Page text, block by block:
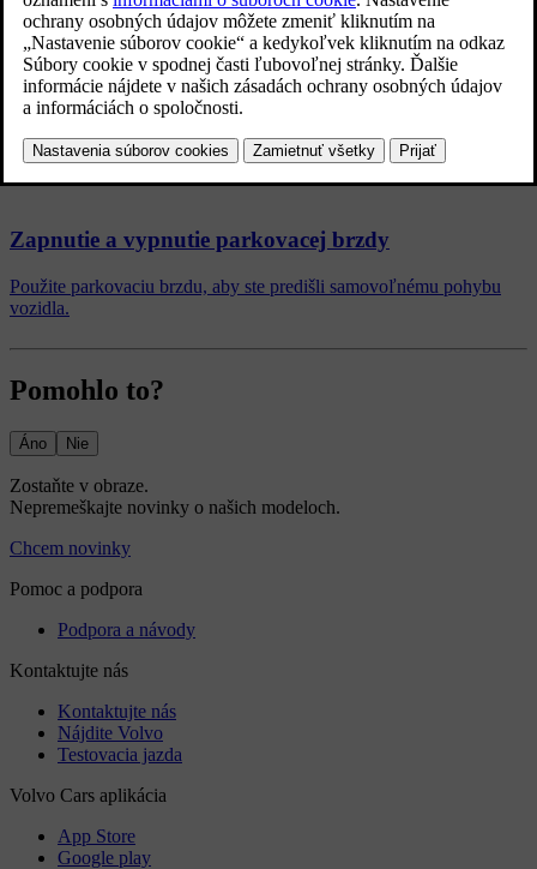
Súvisiace články
Parkovacia brzda
Parkovacia brzda zabraňuje samovoľnému rozjazdu vozidla
Zapnutie a vypnutie parkovacej brzdy
Použite parkovaciu brzdu, aby ste predišli samovoľnému pohybu
vozidla.
Pomohlo to?
Áno Nie